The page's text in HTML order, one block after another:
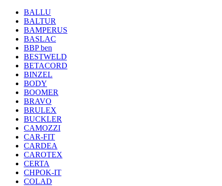
BALLU
BALTUR
BAMPERUS
BASLAC
BBP ben
BESTWELD
BETACORD
BINZEL
BODY
BOOMER
BRAVO
BRULEX
BUCKLER
CAMOZZI
CAR-FIT
CARDEA
CAROTEX
CERTA
CHPOK-IT
COLAD